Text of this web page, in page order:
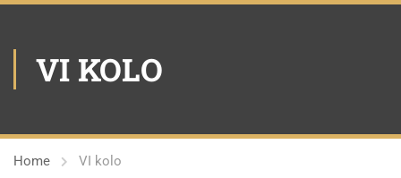
VI KOLO
Home VI kolo